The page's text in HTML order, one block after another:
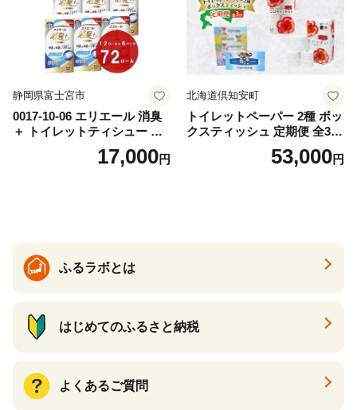
静岡県富士宮市
0017-10-06 エリエール 消臭
＋ トイレットティシュー し
っかり香るフレッシュクリア
の香り ダブル 12ロール×6パ
17,000円
北海道倶知安町
トイレットペーパー 2種 ボッ
クスティッシュ 定期便 全3
回 日本製 まとめ買い 防災
常備品 日用雑貨 消耗品 生活
53,000円
ふるラボとは
はじめてのふるさと納税
よくあるご質問